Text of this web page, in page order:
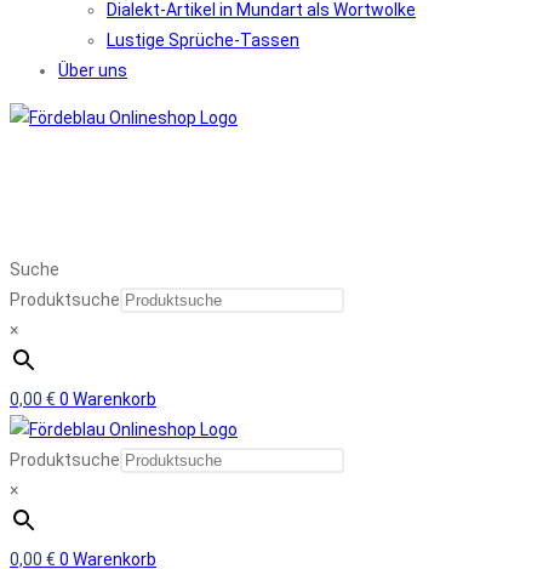
Dialekt-Artikel in Mundart als Wortwolke
Lustige Sprüche-Tassen
Über uns
Suche
Produktsuche
×
0,00 € 0 Warenkorb
Produktsuche
×
0,00 € 0 Warenkorb